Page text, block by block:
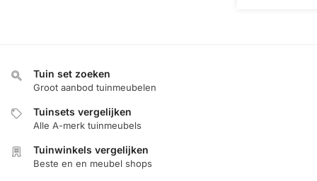
Tuin set zoeken
Groot aanbod tuinmeubelen
Tuinsets vergelijken
Alle A-merk tuinmeubels
Tuinwinkels vergelijken
Beste en en meubel shops